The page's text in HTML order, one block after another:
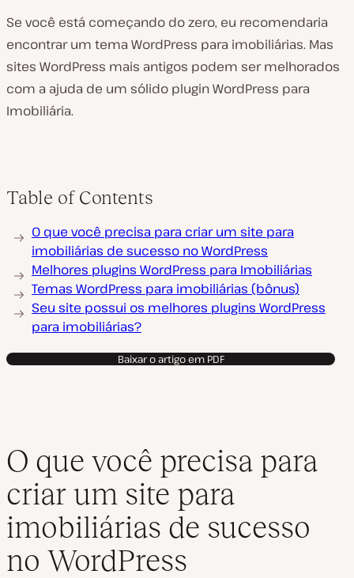
Se você está começando do zero, eu recomendaria
encontrar um tema WordPress para imobiliárias. Mas
sites WordPress mais antigos podem ser melhorados
com a ajuda de um sólido plugin WordPress para
Imobiliária.
Table of Contents
O que você precisa para criar um site para
imobiliárias de sucesso no WordPress
Melhores plugins WordPress para Imobiliárias
Temas WordPress para imobiliárias (bônus)
Seu site possui os melhores plugins WordPress
para imobiliárias?
Baixar o artigo em PDF
O que você precisa para
criar um site para
imobiliárias de sucesso
no WordPress